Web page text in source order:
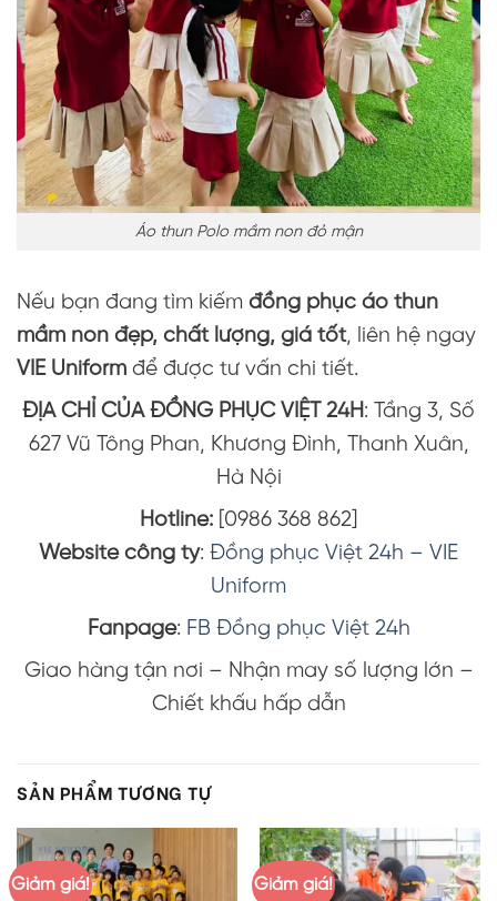
Áo thun Polo mầm non đỏ mận
Nếu bạn đang tìm kiếm đồng phục áo thun
mầm non đẹp, chất lượng, giá tốt, liên hệ ngay
VIE Uniform để được tư vấn chi tiết.
ĐỊA CHỈ CỦA ĐỒNG PHỤC VIỆT 24H: Tầng 3, Số
627 Vũ Tông Phan, Khương Đình, Thanh Xuân,
Hà Nội
Hotline: [0986 368 862]
Website công ty: Đồng phục Việt 24h – VIE
Uniform
Fanpage: FB Đồng phục Việt 24h
Giao hàng tận nơi – Nhận may số lượng lớn –
Chiết khấu hấp dẫn
SẢN PHẨM TƯƠNG TỰ
Giảm giá! Giảm giá!